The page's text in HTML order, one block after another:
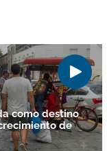
como destino
de